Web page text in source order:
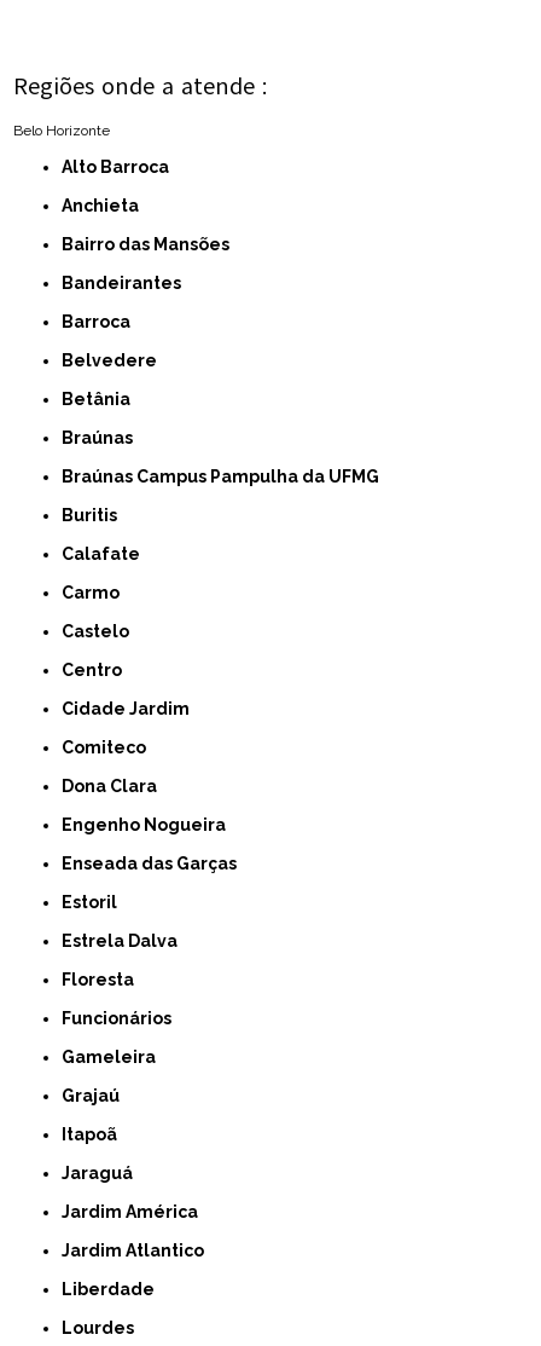
Regiões onde a atende :
Belo Horizonte
Alto Barroca
Anchieta
Bairro das Mansões
Bandeirantes
Barroca
Belvedere
Betânia
Braúnas
Braúnas Campus Pampulha da UFMG
Buritis
Calafate
Carmo
Castelo
Centro
Cidade Jardim
Comiteco
Dona Clara
Engenho Nogueira
Enseada das Garças
Estoril
Estrela Dalva
Floresta
Funcionários
Gameleira
Grajaú
Itapoã
Jaraguá
Jardim América
Jardim Atlantico
Liberdade
Lourdes